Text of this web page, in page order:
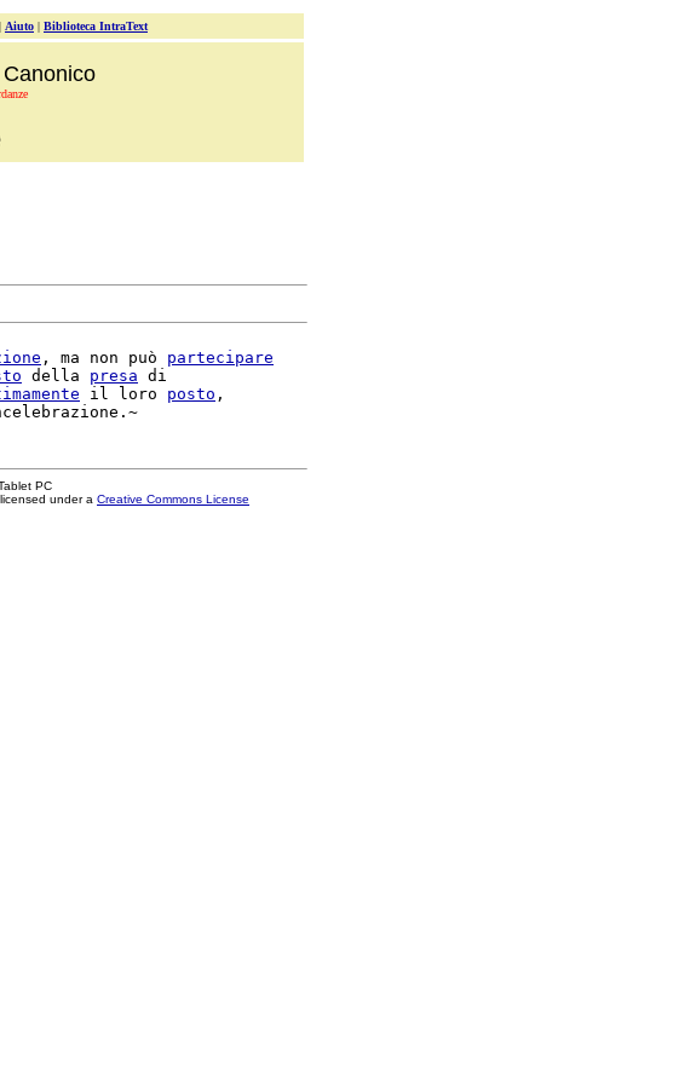
| Aiuto | Biblioteca IntraText
, ma non può partecipare
della presa di
il loro posto ,
PC
under a Creative Commons License